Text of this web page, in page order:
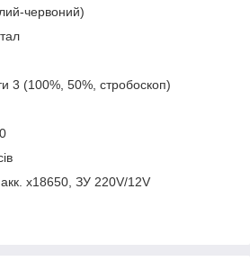
червоний)
3 (100%, 50%, стробоскоп)
акк. x18650, ЗУ 220V/12V